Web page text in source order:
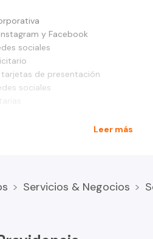
y Facebook
sociales
de presentación
sociales
Leer más
Servicios & Negocios